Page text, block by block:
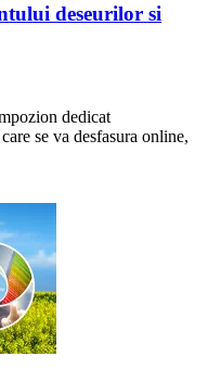
deseurilor si
dedicat
se va desfasura online,